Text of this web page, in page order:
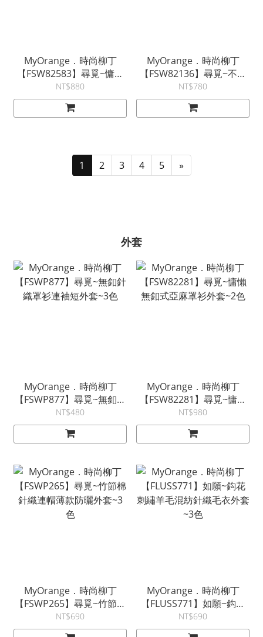
MyOrange．時尚柳丁
【FSW82583】尋覓~慵懶
風寬鬆圓領純棉襯衫
NT$880
MyOrange．時尚柳丁
【FSW82136】尋覓~不對
稱開衩設計純棉襯衫~2色
NT$780
1 2 3 4 5 »
外套
MyOrange．時尚柳丁
【FSWP877】尋覓~無釦針
織罩衫連袖短外套~3色
NT$480
MyOrange．時尚柳丁
【FSW82281】尋覓~慵懶
無釦式亞麻罩衫外套~2色
NT$980
MyOrange．時尚柳丁
【FSWP265】尋覓~竹節棉
針織連帽薄款防曬外套~3
色
NT$690
MyOrange．時尚柳丁
【FLUSS771】如願~鈎花
刺繡羊毛混紡針織毛衣外套
~3色
NT$690